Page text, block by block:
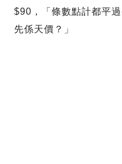
$90，「條數點計都平
先係天價？」